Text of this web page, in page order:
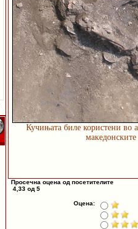
Кучињата биле користени во
Просечна оцена од посетителите
4,33 од 5
Оцена: